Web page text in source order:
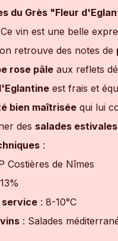
du Grès "Fleur
vin est une belle
retrouve des notes de
rose pâle aux reflets
est frais et
bien maîtrisée qui lui
des salades estivales
:
Costières de Nîmes
service : 8-10°C
: Salades